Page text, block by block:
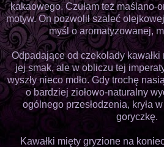
kakaowego. Czułam też maślano-
motyw. On pozwolił szaleć
myśl o aromatyzowanej,
Odpadające od czekolady kawałki
jej smak, ale w obliczu tej
wyszły nieco mdło. Gdy trochę
o bardziej ziołowo-naturalny
ogólnego przesłodzenia, kryła
goryczkę.
Kawałki mięty gryzione na